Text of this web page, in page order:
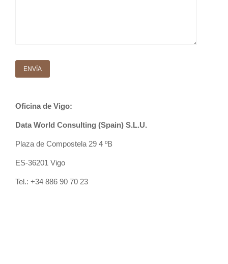
Oficina de Vigo:
Data World Consulting (Spain) S.L.U.
Plaza de Compostela 29 4 ºB
ES-36201 Vigo
Tel.: +34 886 90 70 23